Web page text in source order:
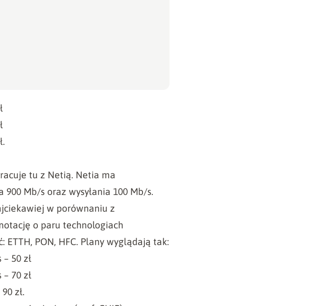
tu z Netią. Netia ma
Mb/s oraz wysyłania 100 Mb/s.
w porównaniu z
o paru technologiach
PON, HFC. Plany wyglądają tak:
50 zł
70 zł
zł.